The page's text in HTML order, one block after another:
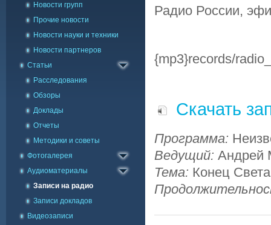
Новости групп
Прочие новости
Новости науки и техники
Новости партнеров
Статьи
Расследования
Обзоры
Доклады
Отчеты
Методики и советы
Фотогалерея
Каталог фото
Галерея на карте
Аудиоматериалы
Записи на радио
Записи докладов
Видеозаписи
Радио России,
{mp3}records/
Скачать
Программа:
Ведущий: Андрей
Тема: Конец